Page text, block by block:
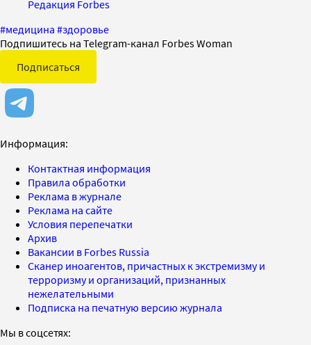
Редакция Forbes
#медицина #здоровье
Подпишитесь на Telegram-канал Forbes Woman
Подписаться
Информация:
Контактная информация
Правила обработки
Реклама в журнале
Реклама на сайте
Условия перепечатки
Архив
Вакансии в Forbes Russia
Сканер иноагентов, причастных к экстремизму и
терроризму и организаций, признанных
нежелательными
Подписка на печатную версию журнала
Мы в соцсетях: